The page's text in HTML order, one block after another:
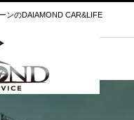
ンのDAIAMOND CAR&LIFE